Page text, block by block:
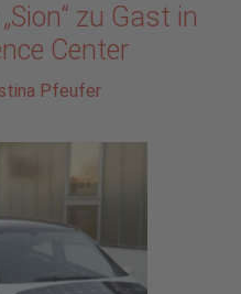
zu Gast in
Center
Pfeufer